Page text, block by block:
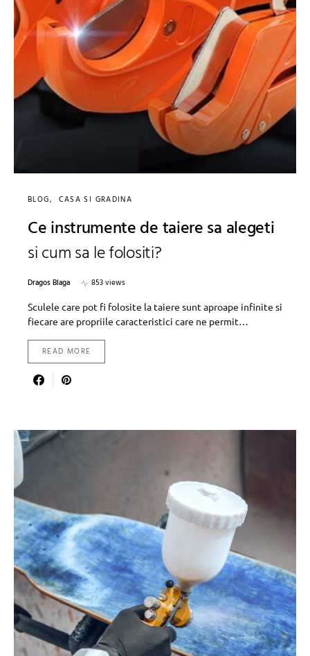
BLOG CASA SI GRADINA
Ce instrumente de taiere sa alegeti
si cum sa le folositi?
Dragos Blaga
853 views
Sculele care pot fi folosite la taiere sunt aproape infinite si
fiecare are propriile caracteristici care ne permit…
READ MORE